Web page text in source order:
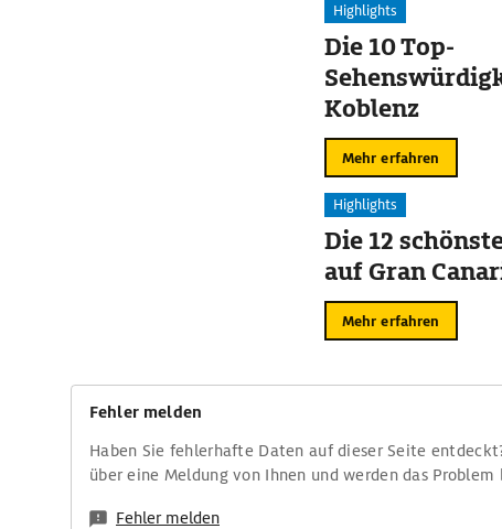
Highlights
Die 10 Top-
Koblenz
Mehr erfahren
Highlights
Die 12
auf Gran
Mehr erfahren
Fehler melden
Haben Sie fehlerhafte Daten auf dieser Seite
über eine Meldung von Ihnen und werden das Problem
Fehler melden